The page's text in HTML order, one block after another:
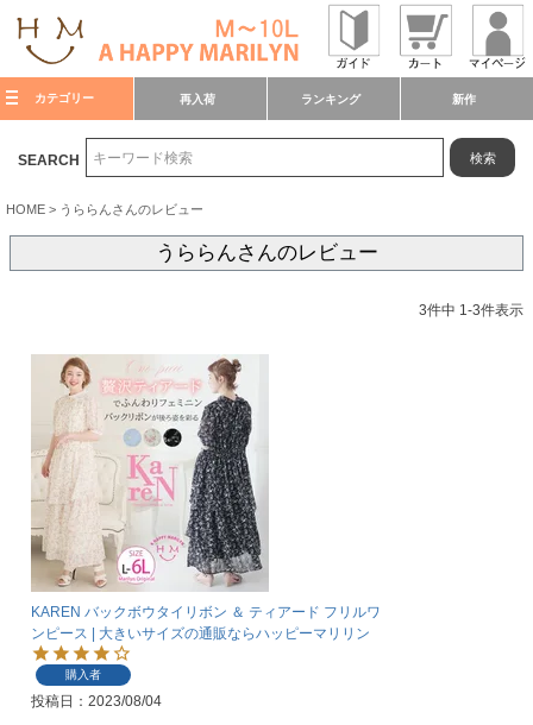
カテゴリー 再入荷 ランキング 新作
SEARCH 検索
HOME うららんさんのレビュー
うららんさんのレビュー
3件中 1-3件表示
KAREN バックボウタイリボン ＆ ティアード フリルワ
ンピース | 大きいサイズの通販ならハッピーマリリン
購入者
投稿日 2023/08/04